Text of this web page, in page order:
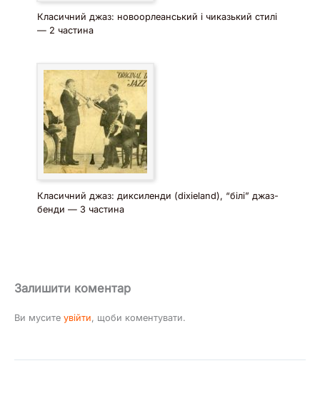
Класичний джаз: новоорлеанський і чиказький стилі
— 2 частина
Класичний джаз: диксиленди (dixieland), “білі” джаз-
бенди — 3 частина
Залишити коментар
Ви мусите увійти, щоби коментувати.